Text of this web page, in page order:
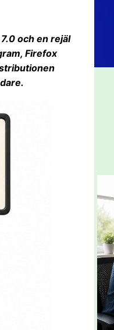
och en rejäl
Firefox